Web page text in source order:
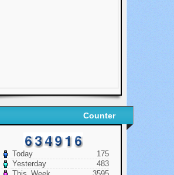
Counter
Today
175
Yesterday
483